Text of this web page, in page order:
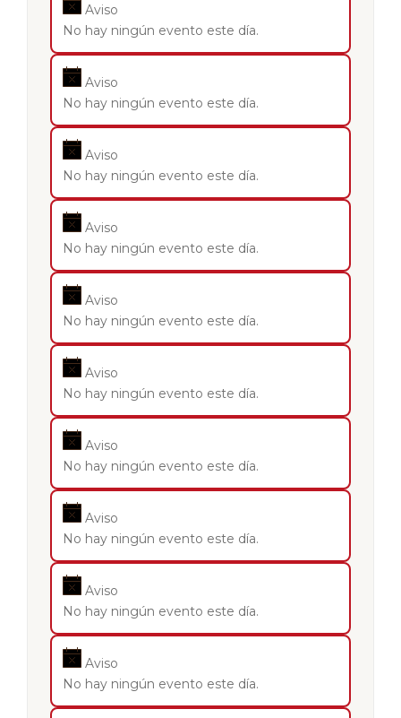
Aviso
No hay ningún evento este día.
Aviso
No hay ningún evento este día.
Aviso
No hay ningún evento este día.
Aviso
No hay ningún evento este día.
Aviso
No hay ningún evento este día.
Aviso
No hay ningún evento este día.
Aviso
No hay ningún evento este día.
Aviso
No hay ningún evento este día.
Aviso
No hay ningún evento este día.
Aviso
No hay ningún evento este día.